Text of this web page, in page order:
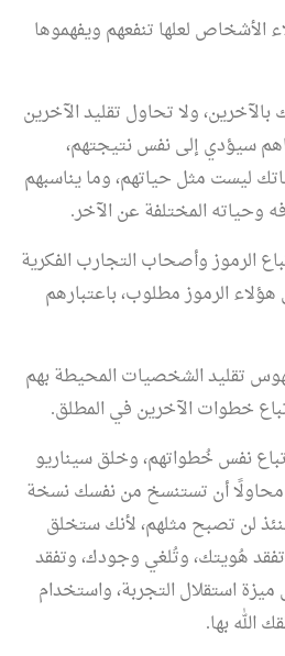
الأشخاص لعلها تنفعهم ويفهموها
بالآخرين، ولا تحاول تقليد الآخرين
سيؤدي إلى نفس نتيجتهم،
ليست مثل حياتهم، وما يناسبهم
وحياته المختلفة عن الآخر.
الرموز وأصحاب التجارب الفكرية
الرموز مطلوب، باعتبارهم
تقليد الشخصيات المحيطة بهم
خطوات الآخرين في المطلق.
نفس خُطواتهم، وخلق سيناريو
محاولًا أن تستنسخ من نفسك نسخة
لن تصبح مثلهم، لأنك ستخلق
هُويتك، وتُلغي وجودك، وتفقد
استقلال التجربة، واستخدام
الله بها.